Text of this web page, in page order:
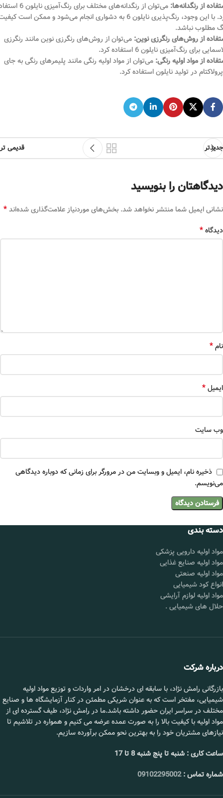
از رنگدانه‌ها:
می‌توان از رنگدانه‌های مختلف برای رنگ‌آمیزی
کرد. با این وجود، رنگ‌پذیری نایلون 6 به دشواری انجام می‌شود و ممکن است
مطلوب نباشد.
از روش‌های رنگرزی نوین: می‌توان از روش‌های رنگرزی نوین مانند رنگرزی
برای رنگ‌آمیزی نایلون 6 استفاده کرد.
از مواد اولیه رنگی: می‌توان از مواد اولیه رنگی مانند پلیمرهای رنگی به جای
در تولید نایلون استفاده کرد.
جدیدتر قدیمی تر
دیدگاهتان را بنویسید
نشانی ایمیل شما منتشر نخواهد شد. بخش‌های موردنیاز علامت‌گذاری شده‌اند*
دیدگاه*
نام*
ایمیل*
وب‌ سایت
ذخیره نام، ایمیل و وبسایت من در مرورگر برای زمانی که دوباره دیدگاهی
می‌نویسم.
دسته بندی
مواد اولیه دارویی پزشکی
مواد اولیه صنایع غذایی
مواد اولیه صنعتی
انواع کود شیمیایی
مواد اولیه لوازم آرایشی
حلال های شیمیایی .
درباره شرکت
بازرگانی رامش نژاد، با سابقه ای درخشان در امر واردات و توزیع مواد اولیه
شیمیایی، مفتخر است که به عنوان شریکی مطمئن در کنار آزمایشگاه ها و صنایع
مختلف در سراسر ایران حضور داشته باشد.ما در رامش نژاد، طیف گسترده ای از
مواد اولیه با کیفیت بالا را به صورت عمده عرضه می کنیم و همواره در تلاشیم تا
نیازهای مشتریان خود را به بهترین نحو ممکن برآورده سازیم.
ساعت کاری : شنبه تا پنج شنبه 8 تا 17
شماره تماس :09102295002